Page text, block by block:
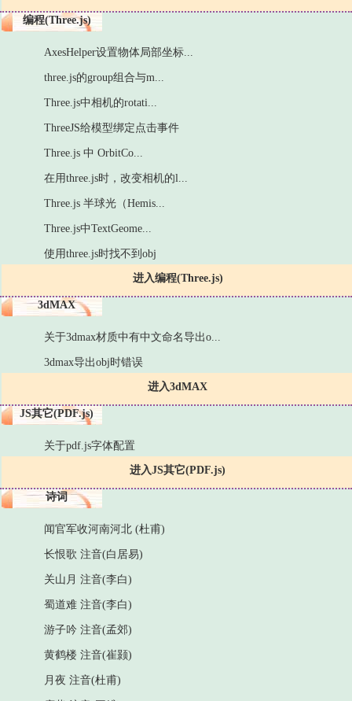
编程(Three.js)
进入编程(Three.js)
AxesHelper设置物体局部坐标...
three.js的group组合与m...
Three.js中相机的rotati...
ThreeJS给模型绑定点击事件
Three.js 中 OrbitCo...
在用three.js时，改变相机的l...
Three.js 半球光（Hemis...
Three.js中TextGeome...
使用three.js时找不到obj
3dMAX
进入3dMAX
关于3dmax材质中有中文命名导出o...
3dmax导出obj时错误
JS其它(PDF.js)
进入JS其它(PDF.js)
关于pdf.js字体配置
诗词
闻官军收河南河北 (杜甫)
长恨歌 注音(白居易)
关山月 注音(李白)
蜀道难 注音(李白)
游子吟 注音(孟郊)
黄鹤楼 注音(崔颢)
月夜 注音(杜甫)